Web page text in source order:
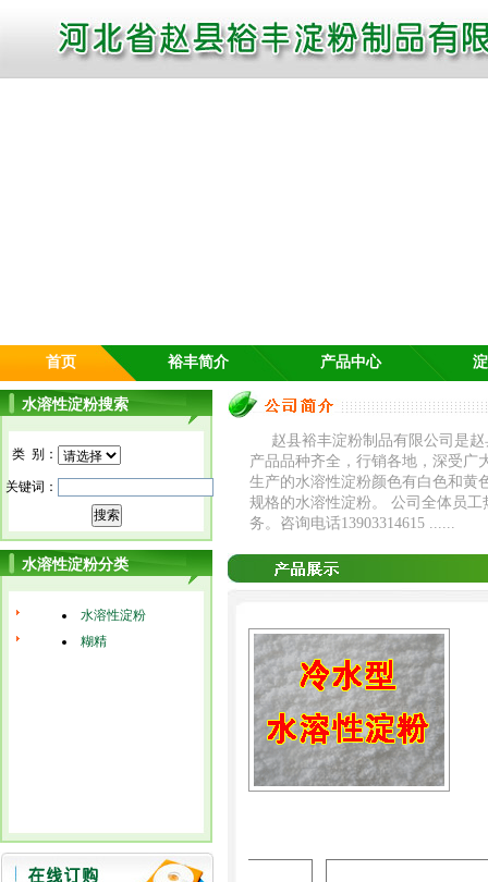
首页 裕丰简介 产品中心
水溶性淀粉搜索
类 别：
关键词：
水溶性淀粉分类
水溶性淀粉
糊精
赵县裕丰淀粉制品有限公司是赵
产品品种齐全，行销各地，深受广
生产的水溶性淀粉颜色有白色和黄
规格的水溶性淀粉。 公司全体员
务。咨询电话13903314615 ......